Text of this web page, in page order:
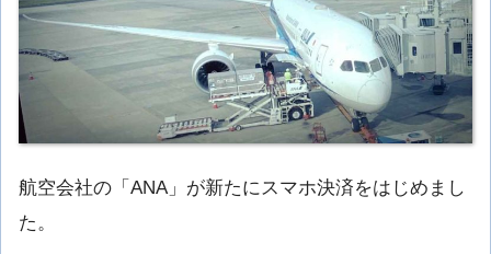
航空会社の「ANA」が新たにスマホ決済をはじめまし
た。